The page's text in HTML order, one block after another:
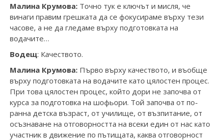
Малина Крумова: Точно тук е ключът и мисля, че
винаги правим грешката да се фокусираме върху тези
часове, а не да гледаме върху подготовката на
водачите…
Водещ: Качеството.
Малина Крумова: Първо върху качеството, и въобще
върху подготовката на водачите като цялостен процес.
При това цялостен процес, който дори не започва от
курса за подготовка на шофьори. Той започва от по-
ранна детска възраст, от училище, от възпитание, от
осъзнаване на отговорността на всеки един от нас като
участник в движение по пътищата, каква отговорност